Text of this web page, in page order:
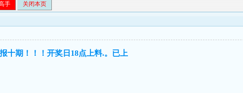
手 关闭本页
十期！！！开奖日18点上料.。已上